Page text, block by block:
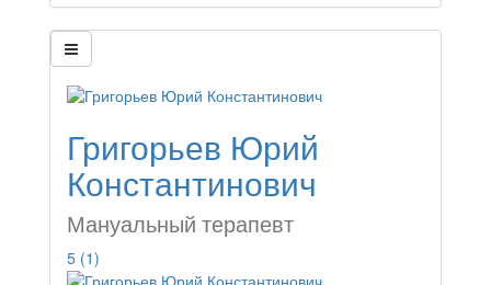
Григорьев Юрий
Константинович
Мануальный терапевт
5 (1)